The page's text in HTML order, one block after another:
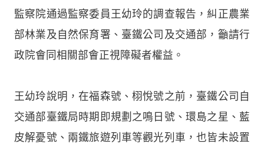
監察院通過監察委員王幼玲的調查報告，糾正農業
部林業及自然保育署、臺鐵公司及交通部，籲請行
政院會同相關部會正視障礙者權益。
王幼玲說明，在福森號、栩悅號之前，臺鐵公司自
交通部臺鐵局時期即規劃之鳴日號、環島之星、藍
皮解憂號、兩鐵旅遊列車等觀光列車，也皆未設置